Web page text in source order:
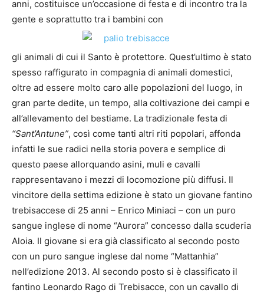
anni, costituisce un’occasione di festa e di incontro tra la
gente e soprattutto tra i bambini con
gli animali di cui il Santo è protettore. Quest’ultimo è stato
spesso raffigurato in compagnia di animali domestici,
oltre ad essere molto caro alle popolazioni del luogo, in
gran parte dedite, un tempo, alla coltivazione dei campi e
all’allevamento del bestiame. La tradizionale festa di
“Sant’Antune”, così come tanti altri riti popolari, affonda
infatti le sue radici nella storia povera e semplice di
questo paese allorquando asini, muli e cavalli
rappresentavano i mezzi di locomozione più diffusi. Il
vincitore della settima edizione è stato un giovane fantino
trebisaccese di 25 anni – Enrico Miniaci – con un puro
sangue inglese di nome “Aurora” concesso dalla scuderia
Aloia. Il giovane si era già classificato al secondo posto
con un puro sangue inglese dal nome “Mattanhia”
nell’edizione 2013. Al secondo posto si è classificato il
fantino Leonardo Rago di Trebisacce, con un cavallo di